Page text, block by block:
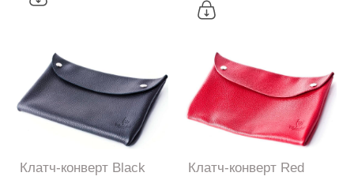
Клатч-конверт Black
Клатч-конверт Red